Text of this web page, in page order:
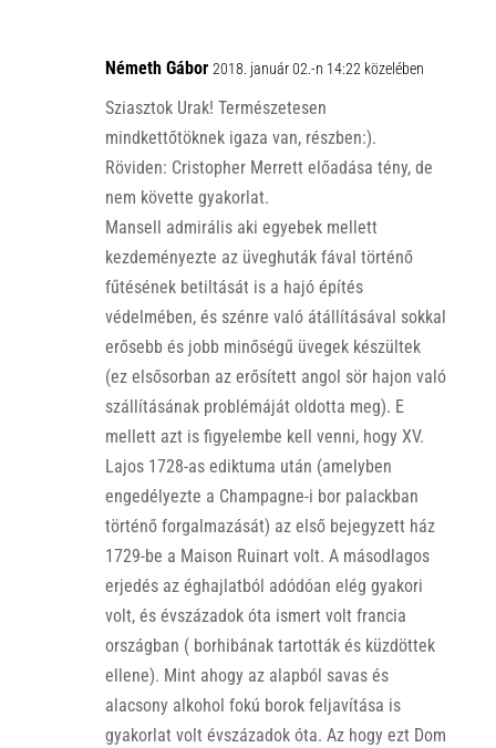
Németh Gábor 2018. január 02.-n 14:22 közelében
Sziasztok Urak! Természetesen
mindkettőtöknek igaza van, részben:).
Röviden: Cristopher Merrett előadása tény, de
nem követte gyakorlat.
Mansell admirális aki egyebek mellett
kezdeményezte az üveghuták fával történő
fűtésének betiltását is a hajó építés
védelmében, és szénre való átállításával sokkal
erősebb és jobb minőségű üvegek készültek
(ez elsősorban az erősített angol sör hajon való
szállításának problémáját oldotta meg). E
mellett azt is figyelembe kell venni, hogy XV.
Lajos 1728-as ediktuma után (amelyben
engedélyezte a Champagne-i bor palackban
történő forgalmazását) az első bejegyzett ház
1729-be a Maison Ruinart volt. A másodlagos
erjedés az éghajlatból adódóan elég gyakori
volt, és évszázadok óta ismert volt francia
országban ( borhibának tartották és küzdöttek
ellene). Mint ahogy az alapból savas és
alacsony alkohol fokú borok feljavítása is
gyakorlat volt évszázadok óta. Az hogy ezt Dom